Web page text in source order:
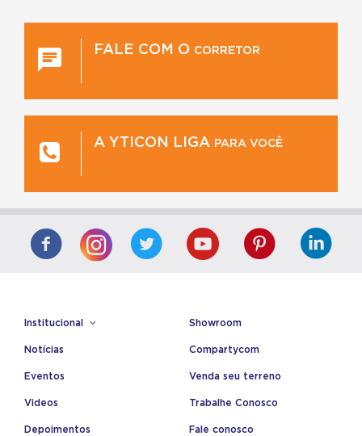
FALE COM O CORRETOR
A YTICON LIGA PARA VOCÊ
Institucional
Notícias
Eventos
Videos
Depoimentos
Showroom
Compartycom
Venda seu terreno
Trabalhe Conosco
Fale conosco